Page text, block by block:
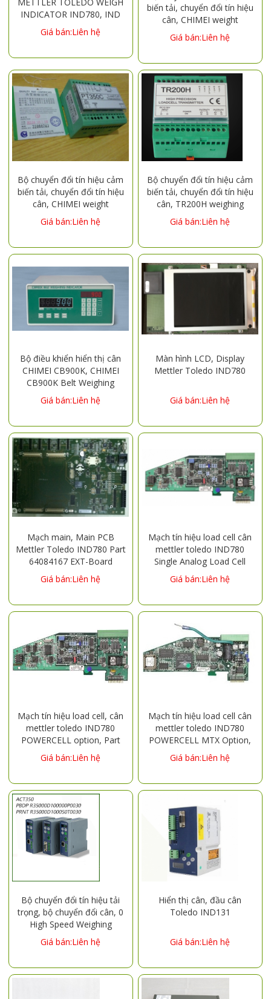
INDICATOR IND780, IND
780
Giá bán:Liên hệ
biến tải, chuyển đổi tín hiệu
cân, CHIMEI weight
transmitter PT350D
Giá bán:Liên hệ
Bộ chuyển đổi tín hiệu cảm
biến tải, chuyển đổi tín hiệu
cân, CHIMEI weight
transmitter PT350C
Giá bán:Liên hệ
Bộ chuyển đổi tín hiệu cảm
biến tải, chuyển đổi tín hiệu
cân, TR200H weighing
transmitter 4-20MA/0-
10V/0-5V
Giá bán:Liên hệ
Bộ điều khiển hiển thị cân
CHIMEI CB900K, CHIMEI
CB900K Belt Weighing
indicator
Giá bán:Liên hệ
Màn hình LCD, Display
Mettler Toledo IND780
Giá bán:Liên hệ
Mạch main, Main PCB
Mettler Toledo IND780 Part
64084167 EXT-Board
64084167
Giá bán:Liên hệ
Mạch tín hiệu load cell cân
mettler toledo IND780
Single Analog Load Cell
option, Part Number
64063330
Giá bán:Liên hệ
Mạch tín hiệu load cell, cân
mettler toledo IND780
POWERCELL option, Part
Number: 64067252
Giá bán:Liên hệ
Mạch tín hiệu load cell cân
mettler toledo IND780
POWERCELL MTX Option,
Part Number: 64057417
Giá bán:Liên hệ
Bộ chuyển đổi tín hiệu tải
trọng, bộ chuyển đổi cân, 0
High Speed ​​Weighing
Transmitter ACT35 ETIP
R35000D1000LCE0030
Giá bán:Liên hệ
Hiển thị cân, đầu cân
Toledo IND131
Giá bán:Liên hệ